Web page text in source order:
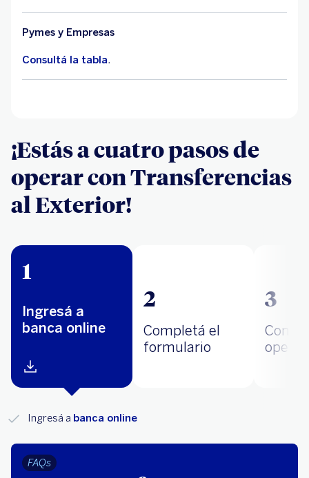
Pymes y Empresas
Consultá la tabla.
¡Estás a cuatro pasos de
operar con Transferencias
al Exterior!
1
Ingresá a
banca online
2
Completá el
formulario
3
Ingresá a banca online
FAQs